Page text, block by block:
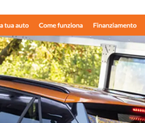
e recensioni (a